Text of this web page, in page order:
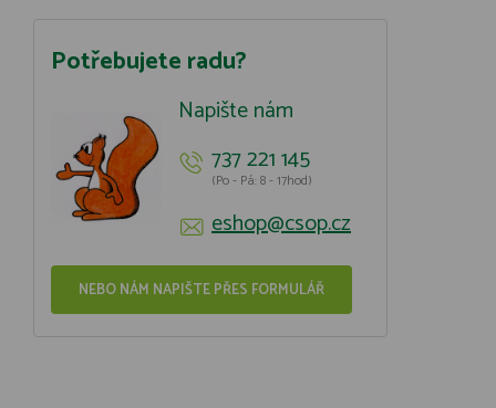
Potřebujete radu?
Napište nám
737 221 145
(Po - Pá: 8 - 17hod)
eshop@csop.cz
NEBO NÁM NAPIŠTE PŘES FORMULÁŘ